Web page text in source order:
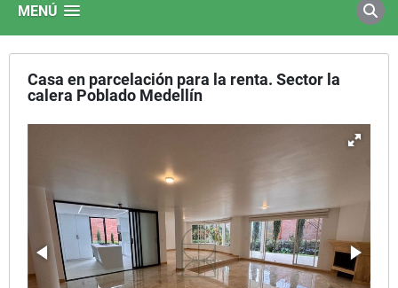
MENÚ
Casa en parcelación para la renta. Sector la
calera Poblado Medellín